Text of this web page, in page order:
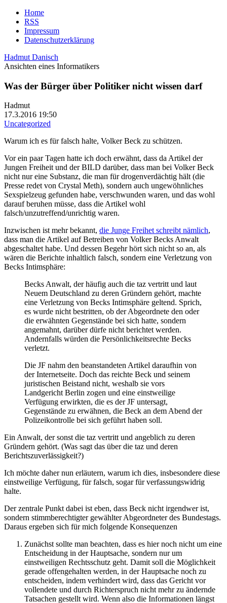
Home
RSS
Impressum
Datenschutzerklärung
Hadmut Danisch
Ansichten eines Informatikers
Was der Bürger über Politiker nicht wissen darf
Hadmut
17.3.2016 19:50
Uncategorized
Warum ich es für falsch halte, Volker Beck zu schützen.
Vor ein paar Tagen hatte ich doch erwähnt, dass da Artikel der
Jungen Freiheit und der BILD darüber, dass man bei Volker Beck
nicht nur eine Substanz, die man für drogenverdächtig hält (die
Presse redet von Crystal Meth), sondern auch ungewöhnliches
Sexspielzeug gefunden habe, verschwunden waren, und das wohl
darauf beruhen müsse, dass die Artikel wohl
falsch/unzutreffend/unrichtig waren.
Inzwischen ist mehr bekannt, die Junge Freihet schreibt nämlich,
dass man die Artikel auf Betreiben von Volker Becks Anwalt
abgeschaltet habe. Und dessen Begehr hört sich nicht so an, als
wären die Berichte inhaltlich falsch, sondern eine Verletzung von
Becks Intimsphäre:
Becks Anwalt, der häufig auch die taz vertritt und laut
Neuem Deutschland zu deren Gründern gehört, machte
eine Verletzung von Becks Intimsphäre geltend. Sprich,
es wurde nicht bestritten, ob der Abgeordnete den oder
die erwähnten Gegenstände bei sich hatte, sondern
angemahnt, darüber dürfe nicht berichtet werden.
Andernfalls würden die Persönlichkeitsrechte Becks
verletzt.
Die JF nahm den beanstandeten Artikel daraufhin von
der Internetseite. Doch das reichte Beck und seinem
juristischen Beistand nicht, weshalb sie vors
Landgericht Berlin zogen und eine einstweilige
Verfügung erwirkten, die es der JF untersagt,
Gegenstände zu erwähnen, die Beck an dem Abend der
Polizeikontrolle bei sich geführt haben soll.
Ein Anwalt, der sonst die taz vertritt und angeblich zu deren
Gründern gehört. (Was sagt das über die taz und deren
Berichtszuverlässigkeit?)
Ich möchte daher nun erläutern, warum ich dies, insbesondere diese
einstweilige Verfügung, für falsch, sogar für verfassungswidrig
halte.
Der zentrale Punkt dabei ist eben, dass Beck nicht irgendwer ist,
sondern stimmberechtigter gewählter Abgeordneter des Bundestags.
Daraus ergeben sich für mich folgende Konsequenzen
Zunächst sollte man beachten, dass es hier noch nicht um eine
Entscheidung in der Hauptsache, sondern nur um
einstweiligen Rechtsschutz geht. Damit soll die Möglichkeit
gerade offengehalten werden, in der Hauptsache noch zu
entscheiden, indem verhindert wird, dass das Gericht vor
vollendete und durch Richterspruch nicht mehr zu ändernde
Tatsachen gestellt wird. Wenn also die Informationen längst